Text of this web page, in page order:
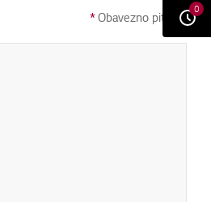
*Obavezno pitanje
0